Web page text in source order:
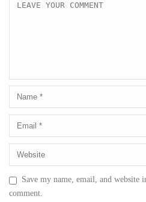
Save my name, email, and
comment.